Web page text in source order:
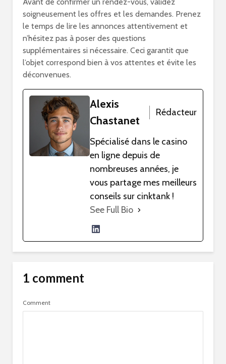
soigneusement les offres et les demandes. Prenez
le temps de lire les annonces attentivement et
n’hésitez pas à poser des questions
supplémentaires si nécessaire. Ceci garantit que
l’objet correspond bien à vos attentes et évite les
déconvenues.
Alexis
Chastanet
Rédacteur
Spécialisé dans le casino
en ligne depuis de
nombreuses années, je
vous partage mes meilleurs
conseils sur cinktank !
See Full Bio
1 comment
Comment